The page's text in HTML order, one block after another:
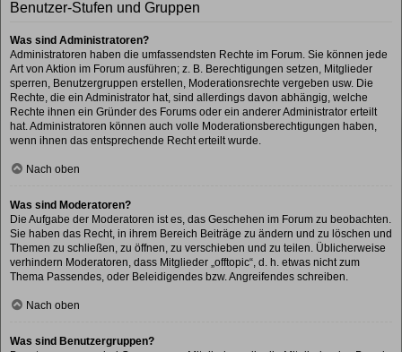
Benutzer-Stufen und Gruppen
Was sind Administratoren?
Administratoren haben die umfassendsten Rechte im Forum. Sie können jede
Art von Aktion im Forum ausführen; z. B. Berechtigungen setzen, Mitglieder
sperren, Benutzergruppen erstellen, Moderationsrechte vergeben usw. Die
Rechte, die ein Administrator hat, sind allerdings davon abhängig, welche
Rechte ihnen ein Gründer des Forums oder ein anderer Administrator erteilt
hat. Administratoren können auch volle Moderationsberechtigungen haben,
wenn ihnen das entsprechende Recht erteilt wurde.
Nach oben
Was sind Moderatoren?
Die Aufgabe der Moderatoren ist es, das Geschehen im Forum zu beobachten.
Sie haben das Recht, in ihrem Bereich Beiträge zu ändern und zu löschen und
Themen zu schließen, zu öffnen, zu verschieben und zu teilen. Üblicherweise
verhindern Moderatoren, dass Mitglieder „offtopic“, d. h. etwas nicht zum
Thema Passendes, oder Beleidigendes bzw. Angreifendes schreiben.
Nach oben
Was sind Benutzergruppen?